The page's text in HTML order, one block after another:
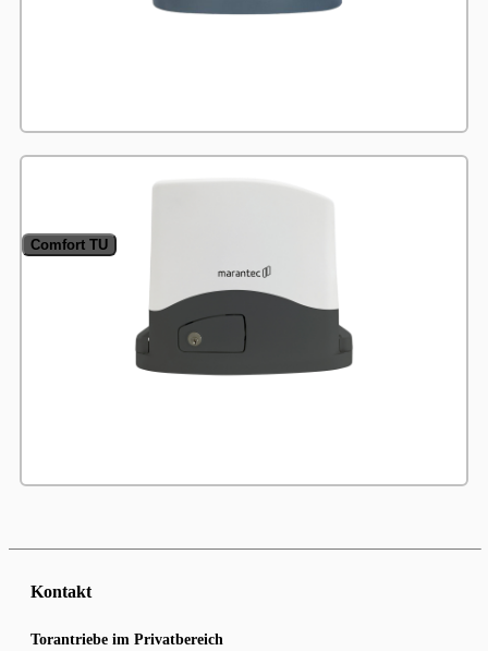
Comfort TU
Kontakt
Torantriebe im Privatbereich